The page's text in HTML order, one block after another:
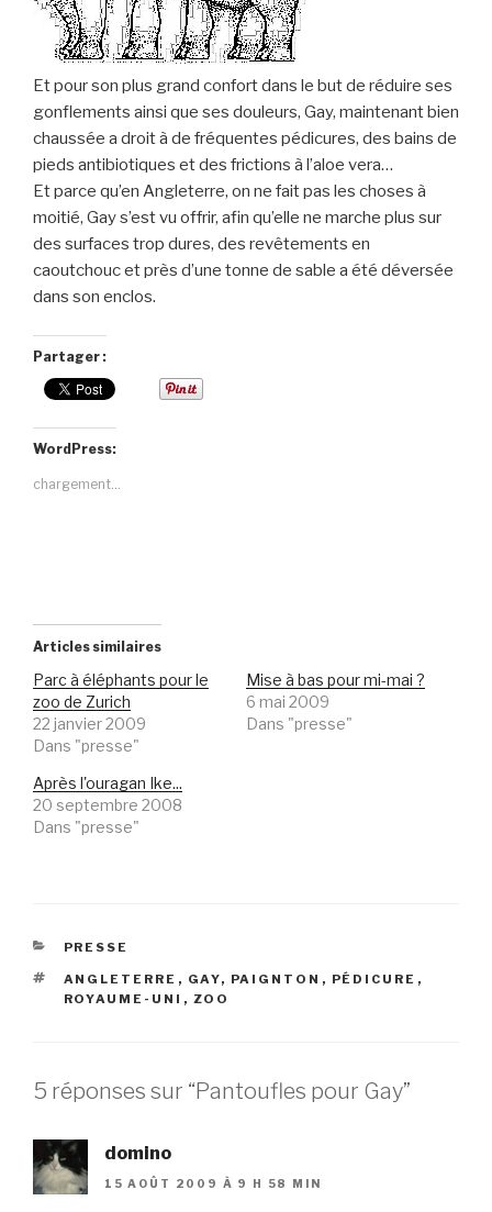
Et pour son plus grand confort dans le but de réduire ses
gonflements ainsi que ses douleurs, Gay, maintenant bien
chaussée a droit à de fréquentes pédicures, des bains de
pieds antibiotiques et des frictions à l’aloe vera…
Et parce qu’en Angleterre, on ne fait pas les choses à
moitié, Gay s’est vu offrir, afin qu’elle ne marche plus sur
des surfaces trop dures, des revêtements en
caoutchouc et près d’une tonne de sable a été déversée
dans son enclos.
Partager :
WordPress:
chargement…
Articles similaires
Parc à éléphants pour le
zoo de Zurich
22 janvier 2009
Dans "presse"
Mise à bas pour mi-mai ?
6 mai 2009
Dans "presse"
Après l'ouragan Ike...
20 septembre 2008
Dans "presse"
CATÉGORIES
PRESSE
ÉTIQUETTES
ANGLETERRE , GAY, PAIGNTON , PÉDICURE ,
ROYAUME-UNI , ZOO
5 réponses sur “Pantoufles pour Gay”
domino
15 AOÛT 2009 À 9 H 58 MIN